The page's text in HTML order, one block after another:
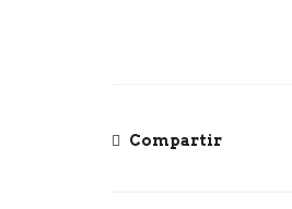
Compartir